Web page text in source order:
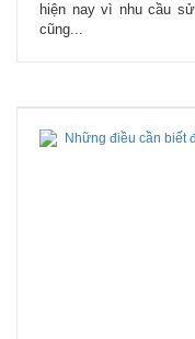
hiện nay vì nhu cầu
cũng...